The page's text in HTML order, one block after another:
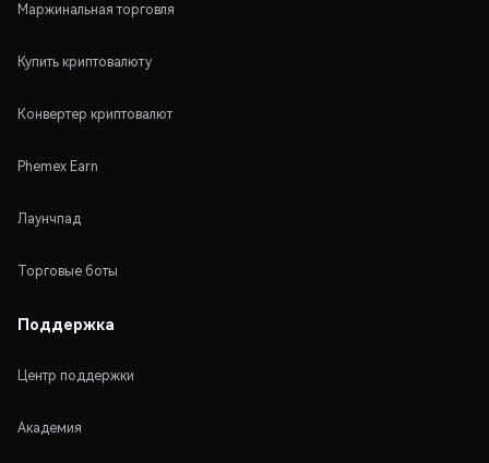
Маржинальная торговля
Купить криптовалюту
Конвертер криптовалют
Phemex Earn
Лаунчпад
Торговые боты
Поддержка
Центр поддержки
Академия